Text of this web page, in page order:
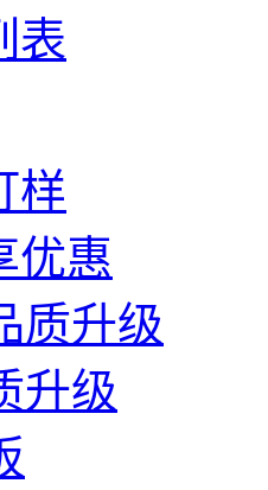
表
样
优惠
质升级
升级